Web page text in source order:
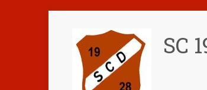
springen
SC